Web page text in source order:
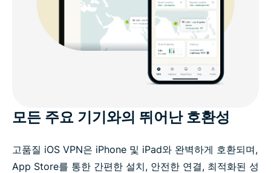
모든 주요 기기와의 뛰어난 호환성
고품질 iOS VPN은 iPhone 및 iPad와 완벽하게 호환되며,
App Store를 통한 간편한 설치, 안전한 연결, 최적화된 성